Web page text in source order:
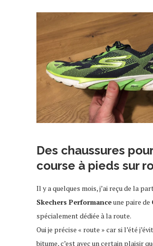
Des chaussures
course à pieds sur
Il y a quelques mois, j’ai reçu de la
Skechers Performanceune paire de
spécialement dédiée à la route.
Oui je précise « route » car si l’été
bitume, c’est avec un certain plaisir